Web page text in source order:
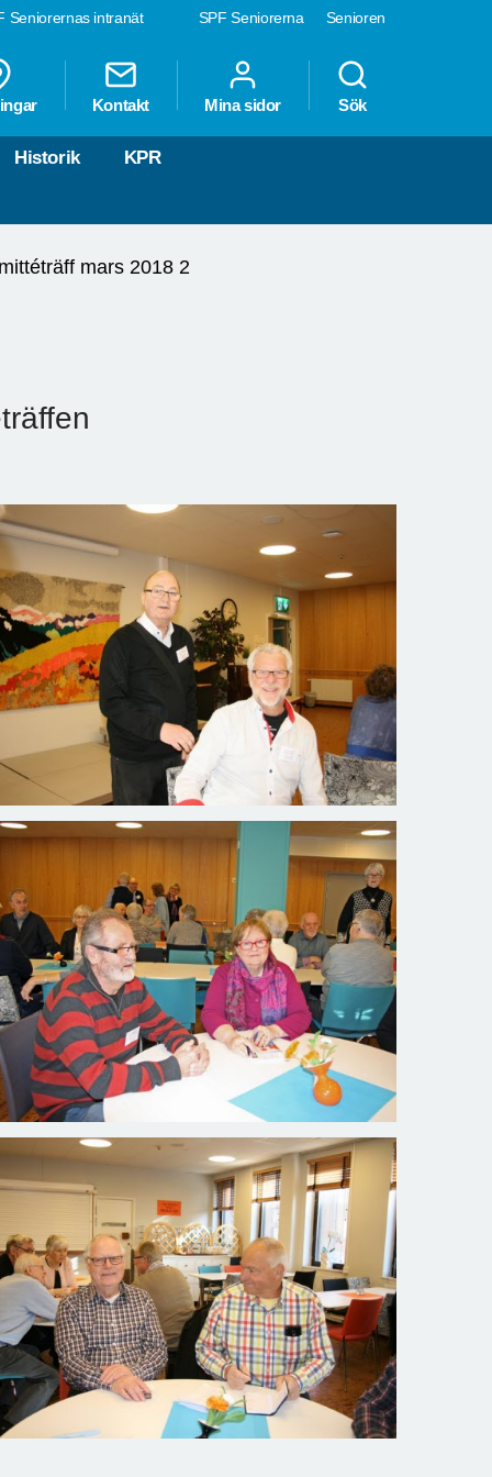
SPF Seniorerna Senioren
Seniorernas intranät
Kontakt Mina sidor Sök
Historik KPR
mars 2018 2